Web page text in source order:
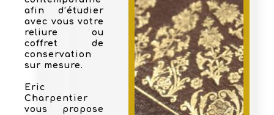
afin d’étudier
avec vous votre
reliure ou
coffret de
conservation
sur mesure.
Eric
Charpentier
vous propose